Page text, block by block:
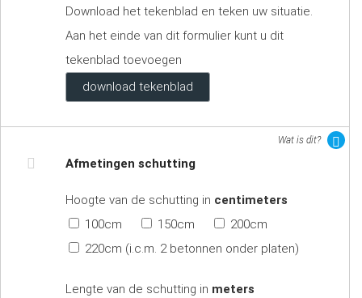
Download het tekenblad en teken uw situatie.
Aan het einde van dit formulier kunt u dit
tekenblad toevoegen
download tekenblad
Wat is dit?
Afmetingen schutting
Hoogte van de schutting in centimeters
100cm
150cm
200cm
220cm (i.c.m. 2 betonnen onder platen)
Lengte van de schutting in meters